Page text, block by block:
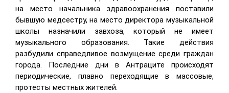
на место начальника здравоохранения поставили
бывшую медсестру, на место директора музыкальной
школы назначили завхоза, который не имеет
музыкального образования. Такие действия
разбудили справедливое возмущение среди граждан
города. Последние дни в Антраците происходят
периодические, плавно переходящие в массовые,
протесты местных жителей.